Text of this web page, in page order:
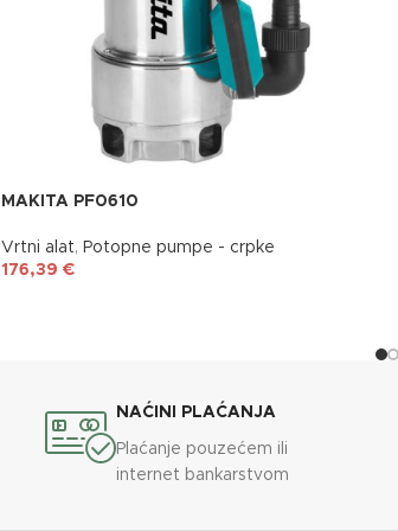
MAKITA PF0610
Vrtni alat, Potopne pumpe - crpke
176,39 €
NAĆINI PLAĆANJA
Plaćanje pouzećem ili
internet bankarstvom